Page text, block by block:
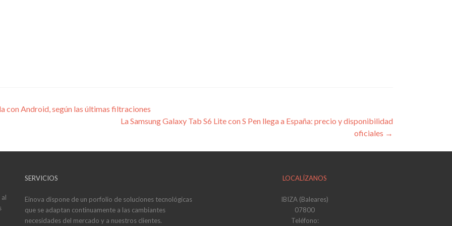
con Android, según las últimas filtraciones
La Samsung Galaxy Tab S6 Lite con S Pen llega a España: precio y disponibilidad
oficiales →
SERVICIOS
Einova dispone de un porfolio de soluciones tecnológicas
que se adaptan continuamente a las cambiantes
necesidades del mercado y a nuestros clientes.
LOCALÍZANOS
IBIZA (Baleares)
07800
Teléfono: